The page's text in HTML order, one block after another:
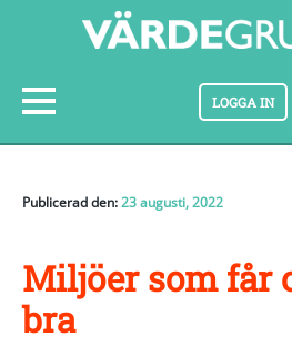
LOGGA IN
Publicerad den:23 augusti, 2022
Miljöer som får
bra